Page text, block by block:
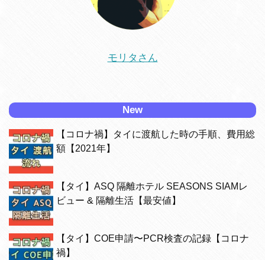
モリタさん
New
【コロナ禍】タイに渡航した時の手順、費用総
額【2021年】
【タイ】ASQ 隔離ホテル SEASONS SIAMレ
ビュー & 隔離生活【最安値】
【タイ】COE申請〜PCR検査の記録【コロナ
禍】